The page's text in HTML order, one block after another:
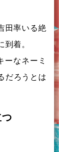
田率い る絶
到着。
ーなネー ミ
だろ う と は
つ